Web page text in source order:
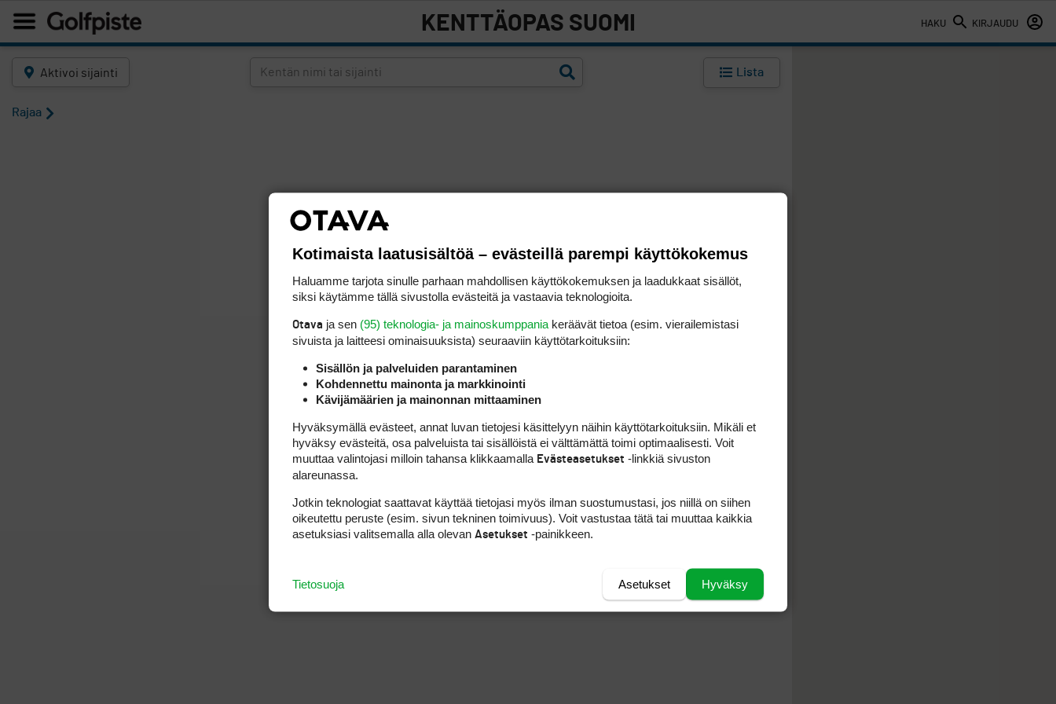
HAKU KIRJAUDU
KENTTÄOPAS SUOMI
Aktivoi sijainti Lista
Rajaa
Kotimaista laatusisältöä – evästeillä parempi käyttökokemus
Haluamme tarjota sinulle parhaan mahdollisen käyttökokemuksen ja laadukkaat sisällöt,
siksi käytämme tällä sivustolla evästeitä ja vastaavia teknologioita.
Otava ja sen (95) teknologia- ja mainoskumppania keräävät tietoa (esim. vierailemis­tasi
sivuista ja laitteesi ominaisuuk­sista) seuraaviin käyttötarkoituksiin:
Sisällön ja palveluiden parantaminen
Kohdennettu mainonta ja markkinointi
Kävijämäärien ja mainonnan mittaaminen
Hyväksymällä evästeet, annat luvan tietojesi käsittelyyn näihin käyttötarkoituksiin. Mikäli et
hyväksy evästeitä, osa palveluista tai sisällöistä ei välttämättä toimi optimaalisesti. Voit
muuttaa valintojasi milloin tahansa klikkaamalla Evästeasetukset -linkkiä sivuston
alareunassa.
Jotkin teknologiat saattavat käyttää tietojasi myös ilman suostumustasi, jos niillä on siihen
oikeutettu peruste (esim. sivun tekninen toimivuus). Voit vastustaa tätä tai muuttaa kaikkia
asetuksiasi valitsemalla alla olevan Asetukset -painikkeen.
Hyväksy
Asetukset
Tietosuoja